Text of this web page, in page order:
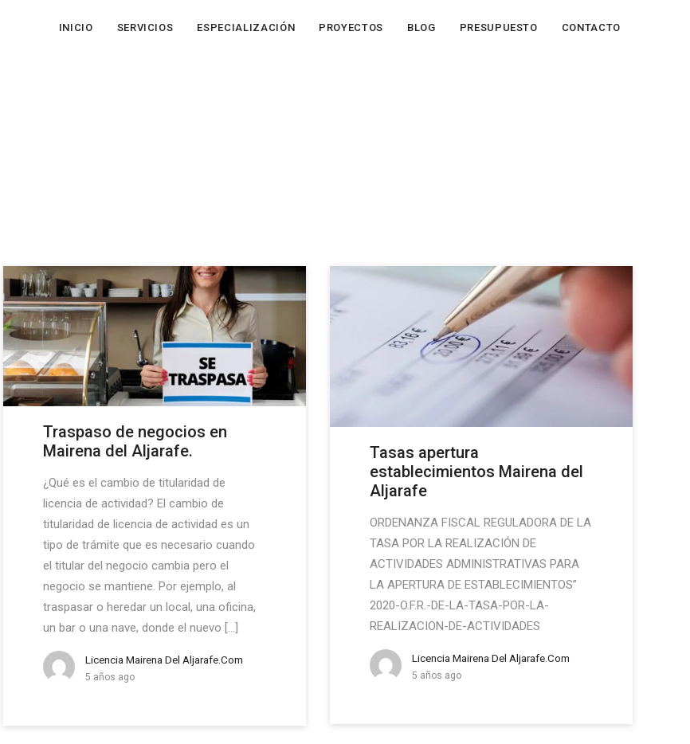
INICIO SERVICIOS ESPECIALIZACIÓN PROYECTOS BLOG PRESUPUESTO CONTACTO
Traspaso de negocios en
Mairena del Aljarafe.
¿Qué es el cambio de titularidad de
licencia de actividad? El cambio de
titularidad de licencia de actividad es un
tipo de trámite que es necesario cuando
el titular del negocio cambia pero el
negocio se mantiene. Por ejemplo, al
traspasar o heredar un local, una oficina,
un bar o una nave, donde el nuevo […]
Licencia Mairena Del Aljarafe.com
5 años ago
Tasas apertura
establecimientos Mairena del
Aljarafe
ORDENANZA FISCAL REGULADORA DE LA
TASA POR LA REALIZACIÓN DE
ACTIVIDADES ADMINISTRATIVAS PARA
LA APERTURA DE ESTABLECIMIENTOS”
2020-O.F.R.-DE-LA-TASA-POR-LA-
REALIZACION-DE-ACTIVIDADES
Licencia Mairena Del Aljarafe.com
5 años ago